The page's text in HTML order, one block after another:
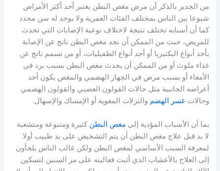
من الجدير بالذكر أن مرض مغص البطن يعتبر أحد أكثر الأمراض
شيوعا بين الناس بمختلف الفئات العمرية ولا يوجد له سن محدد
كما أن أسبابه تختلف نتيجة لاختلاف نوعية الإصابات التي تحدث
للمريض، حيث من الممكن أن نجد مغص البطن ناتج عن الإصابة
بأحد أنواع البكتيريا أو أحد أنواع الطفيليات، أو من تسمم ناتج عن
غذاء ملوث أو من الممكن أن يحدث مغص البطن بسبب برد في
الأمعاء أو بسبب مرض في الجهاز الهضمي والمغص يكون أحد
أعراضه الجانبية مثل حالات القولون العصبي والقولون الهضمي
وحالات عسر الهضم والنزلات المعوية أو الإمساك والإسهال.
بما أن الأسباب المؤدية إلى مغص البطن كثيرة ومتنوعة ومتشعبة
لا بد قبل علاج مغص البطن أن يتم التشخيص على يد طبيب أولا
لمعرفة السبب الأساسي لمغص البطن ولكن غالب الناس يلجأون
إلى العلاج بالأعشاب الذي أثبت فعاليته على مر السنين لتسكين